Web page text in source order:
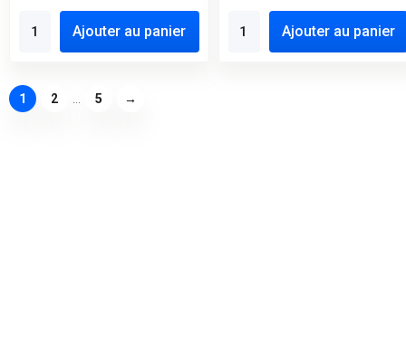
Ajouter au panier Ajouter au panier
1 2 ... 5 →